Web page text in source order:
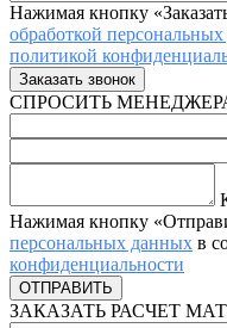
Нажимая кнопку
обработкой
политикой
СПРОСИТЬ
Нажимая кнопку
персональных данных в
конфиденциальности
ЗАКАЗАТЬ РАСЧЕТ